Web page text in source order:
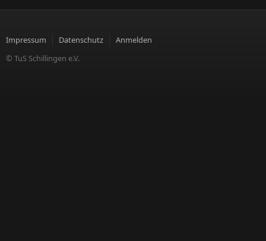
Impressum Datenschutz
Anmelden
© TuS Schillingen e.V.